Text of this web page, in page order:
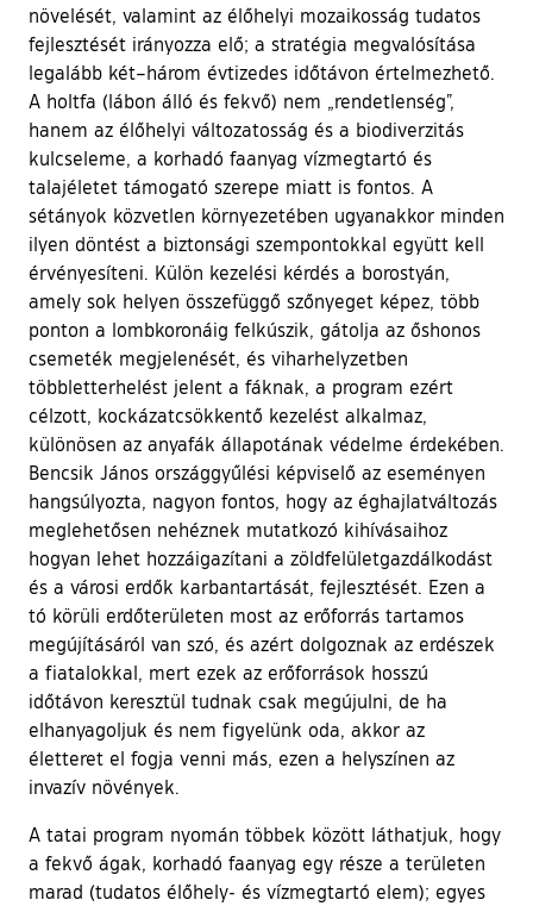
növelését, valamint az élőhelyi mozaikosság tudatos
fejlesztését irányozza elő; a stratégia megvalósítása
legalább két–három évtizedes időtávon értelmezhető.
A holtfa (lábon álló és fekvő) nem „rendetlenség”,
hanem az élőhelyi változatosság és a biodiverzitás
kulcseleme, a korhadó faanyag vízmegtartó és
talajéletet támogató szerepe miatt is fontos. A
sétányok közvetlen környezetében ugyanakkor minden
ilyen döntést a biztonsági szempontokkal együtt kell
érvényesíteni. Külön kezelési kérdés a borostyán,
amely sok helyen összefüggő szőnyeget képez, több
ponton a lombkoronáig felkúszik, gátolja az őshonos
csemeték megjelenését, és viharhelyzetben
többletterhelést jelent a fáknak, a program ezért
célzott, kockázatcsökkentő kezelést alkalmaz,
különösen az anyafák állapotának védelme érdekében.
Bencsik János országgyűlési képviselő az eseményen
hangsúlyozta, nagyon fontos, hogy az éghajlatváltozás
meglehetősen nehéznek mutatkozó kihívásaihoz
hogyan lehet hozzáigazítani a zöldfelületgazdálkodást
és a városi erdők karbantartását, fejlesztését. Ezen a
tó körüli erdőterületen most az erőforrás tartamos
megújításáról van szó, és azért dolgoznak az erdészek
a fiatalokkal, mert ezek az erőforrások hosszú
időtávon keresztül tudnak csak megújulni, de ha
elhanyagoljuk és nem figyelünk oda, akkor az
életteret el fogja venni más, ezen a helyszínen az
invazív növények.
A tatai program nyomán többek között láthatjuk, hogy
a fekvő ágak, korhadó faanyag egy része a területen
marad (tudatos élőhely- és vízmegtartó elem); egyes